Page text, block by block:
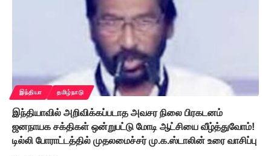
இந்தியா தமிழ்நாடு
இந்தியாவில் அறிவிக்கப்படாத அவசர நிலை பிரகடனம்
ஜனநாயக சக்திகள் ஒன்றுபட்டு மோடி ஆட்சியை வீழ்த்துவோம்!
டில்லி போராட்டத்தில் முதலமைச்சர் மு.க.ஸ்டாலின் உரை வாசிப்பு